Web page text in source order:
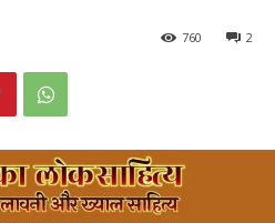
2
760